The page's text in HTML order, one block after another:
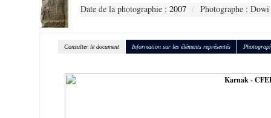
Date de la photographie : 2007 Photographe :
Consulter le document Information sur les éléments représentés